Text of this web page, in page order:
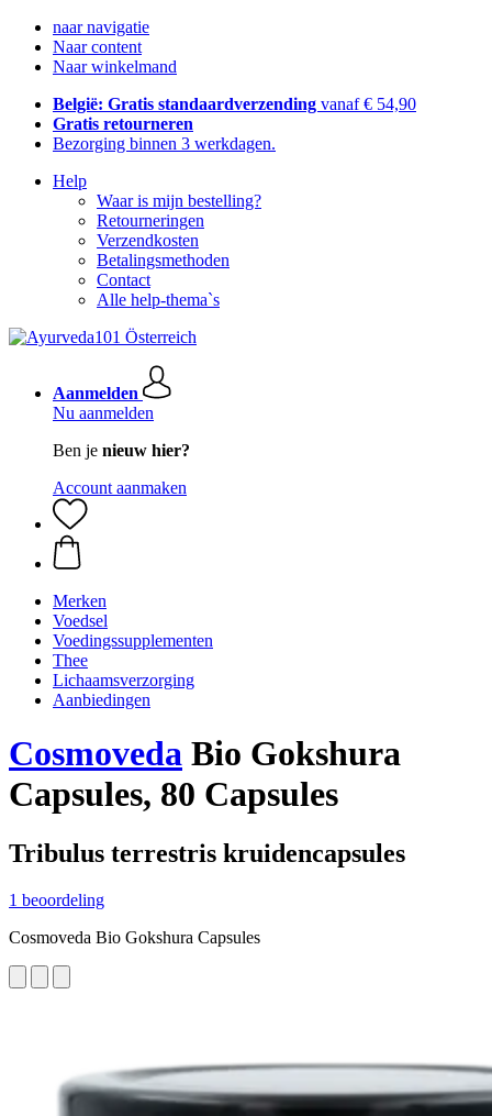
naar navigatie
Naar content
Naar winkelmand
België: Gratis standaardverzending vanaf € 54,90
Gratis retourneren
Bezorging binnen 3 werkdagen.
Help
Waar is mijn bestelling?
Retourneringen
Verzendkosten
Betalingsmethoden
Contact
Alle help-thema`s
Aanmelden
Nu aanmelden
Ben je nieuw hier?
Account aanmaken
Merken
Voedsel
Voedingssupplementen
Thee
Lichaamsverzorging
Aanbiedingen
Cosmoveda Bio Gokshura
Capsules, 80 Capsules
Tribulus terrestris kruidencapsules
1 beoordeling
Cosmoveda Bio Gokshura Capsules